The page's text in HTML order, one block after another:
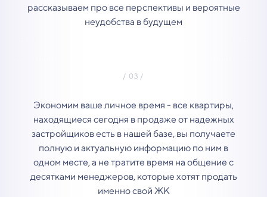
рассказываем про все перспективы и вероятные
неудобства в будущем
Экономим ваше личное время - все квартиры,
находящиеся сегодня в продаже от надежных
застройщиков есть в нашей базе, вы получаете
полную и актуальную информацию по ним в
одном месте, а не тратите время на общение с
десятками менеджеров, которые хотят продать
именно свой ЖК